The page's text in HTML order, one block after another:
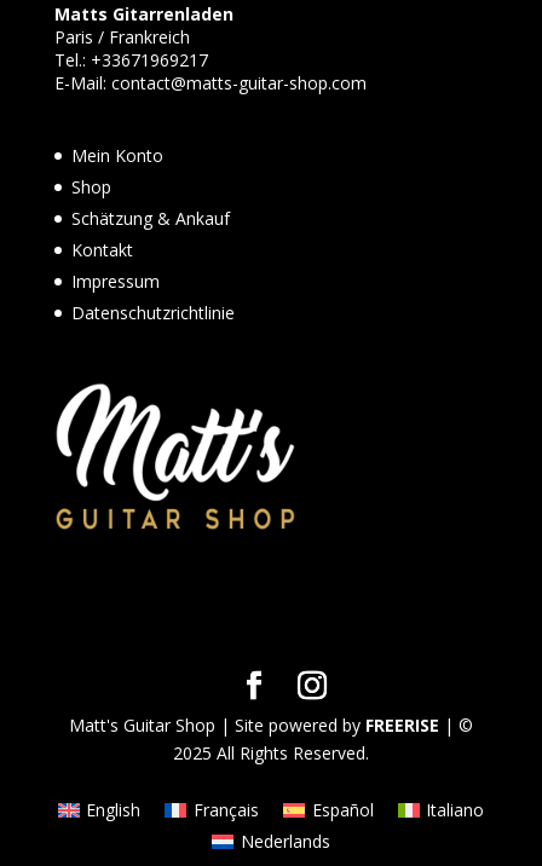
Matts Gitarrenladen
Paris / Frankreich
Tel.: +33671969217
E-Mail: contact@matts-guitar-shop.com
Mein Konto
Shop
Schätzung & Ankauf
Kontakt
Impressum
Datenschutzrichtlinie
Matt's Guitar Shop | Site powered by FREERISE | ©
2025 All Rights Reserved.
English Français Español
Italiano
Nederlands